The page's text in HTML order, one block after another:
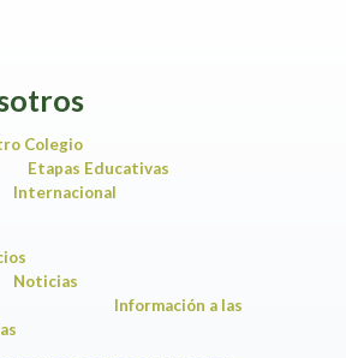
Colegio
Etapas Educativas
Internacional
Noticias
Información a las